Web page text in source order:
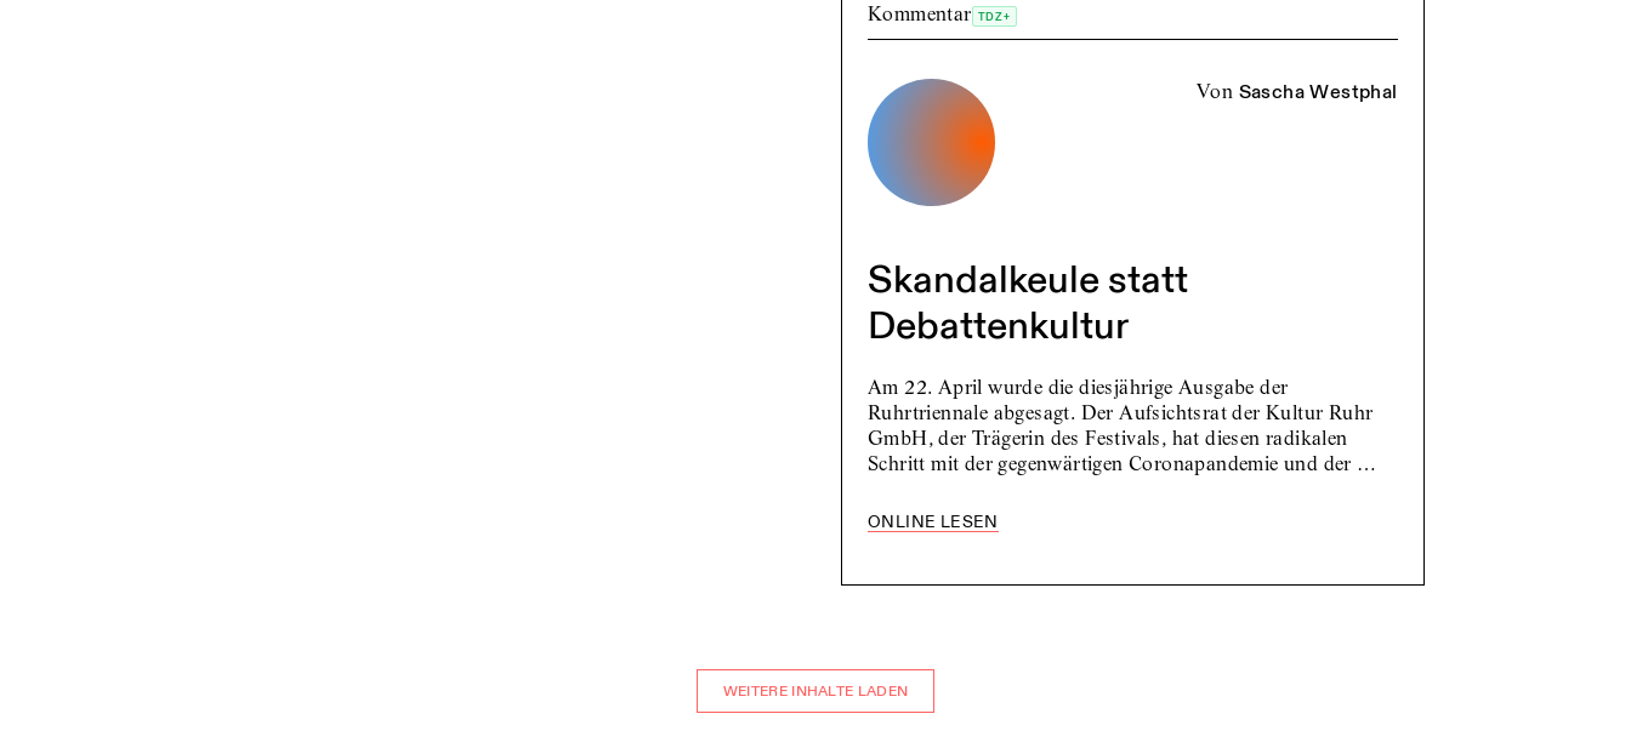
Kommentar TDZ+
von Sascha Westphal
Skandalkeule statt
Debattenkultur
Am 22. April wurde die diesjährige Ausgabe der
Ruhrtriennale abgesagt. Der Aufsichtsrat der Kultur Ruhr
GmbH, der Trägerin des Festivals, hat diesen radikalen
Schritt mit der gegenwärtigen Coronapandemie und der …
ONLINE LESEN
WEITERE INHALTE LADEN